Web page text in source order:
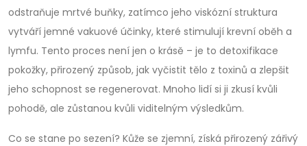
odstraňuje mrtvé buňky, zatímco jeho viskózní struktura
vytváří jemné vakuové účinky, které stimulují krevní oběh a
lymfu. Tento proces není jen o krásě – je to detoxifikace
pokožky, přirozený způsob, jak vyčistit tělo z toxinů a zlepšit
jeho schopnost se regenerovat. Mnoho lidí si ji zkusí kvůli
pohodě, ale zůstanou kvůli viditelným výsledkům.
Co se stane po sezení? Kůže se zjemní, získá přirozený zářivý